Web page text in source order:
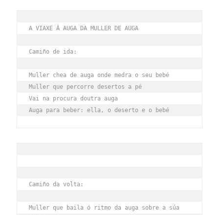
A VIAXE Á AUGA DA MULLER DE AUGA
Camiño de ida:
Muller chea de auga onde medra o seu bebé
Muller que percorre desertos a pé
Vai na procura doutra auga
Auga para beber: ella, o deserto e o bebé
Camiño da volta:
Muller que baila ó ritmo da auga sobre a súa